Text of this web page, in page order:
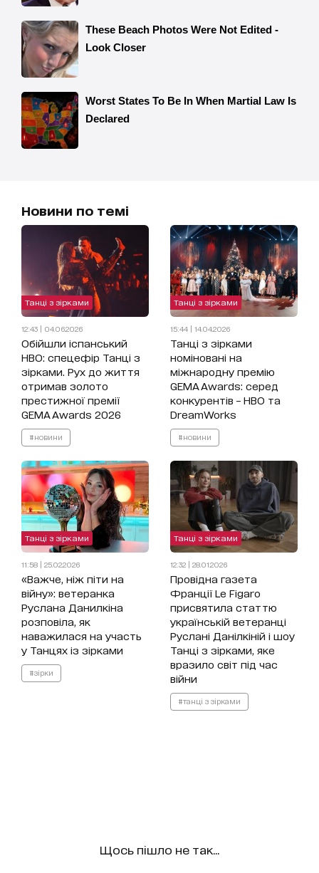
Новини по темі
Танці з зірками
12:43 | 04.06.2026
Обійшли іспанський
HBO: спецефір Танці з
зірками. Рух до життя
отримав золото
престижної премії
GEMA Awards 2026
#новини
Танці з зірками
15:44 | 14.04.2026
Танці з зірками
номіновані на
міжнародну премію
GEMA Awards: серед
конкурентів – HBO та
DreamWorks
#новини
Танці з зірками
11:58 | 25.02.2026
«Важче, ніж піти на
війну»: ветеранка
Руслана Данилкіна
розповіла, як
наважилася на участь
у Танцях із зірками
#зірки
Танці з зірками
12:32 | 28.01.2026
Провідна газета
Франції Le Figaro
присвятила статтю
українській ветеранці
Руслані Данілкіній і шоу
Танці з зірками, яке
вразило світ під час
війни
#танці з зірками
Щось пішло не так...